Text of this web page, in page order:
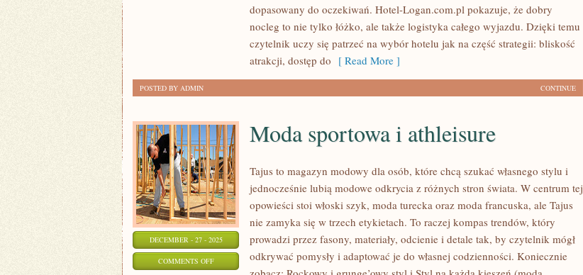
MIŁOŚNIKÓW
ADRENALINY
dopasowany do oczekiwań. Hotel-Logan.com.pl pokazuje, że dobry
nocleg to nie tylko łóżko, ale także logistyka całego wyjazdu. Dzięki temu
czytelnik uczy się patrzeć na wybór hotelu jak na część strategii: bliskość
atrakcji, dostęp do [ Read More ]
CONTINUE
POSTED BY ADMIN
DECEMBER - 27 - 2025
COMMENTS OFFON
Moda sportowa i athleisure
Tajus to magazyn modowy dla osób, które chcą szukać własnego stylu i
jednocześnie lubią modowe odkrycia z różnych stron świata. W centrum tej
opowieści stoi włoski szyk, moda turecka oraz moda francuska, ale Tajus
nie zamyka się w trzech etykietach. To raczej kompas trendów, który
prowadzi przez fasony, materiały, odcienie i detale tak, by czytelnik mógł
odkrywać pomysły i adaptować je do własnej codzienności. Koniecznie